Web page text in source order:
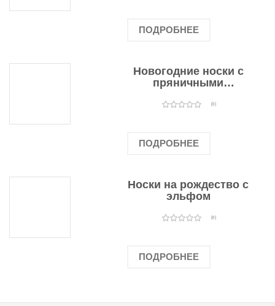
ПОДРОБНЕЕ
Новогодние носки с
пряничными
(0)
ПОДРОБНЕЕ
Носки на рождество с
эльфом
(0)
ПОДРОБНЕЕ